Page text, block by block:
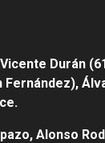
Durán
Fernández),
Alonso